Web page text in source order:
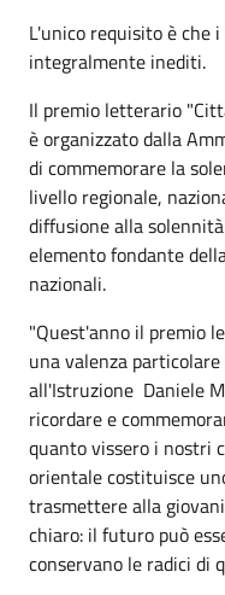
L'unico requisito è che
integralmente inediti.
Il premio letterario
è organizzato dalla
di commemorare la
livello regionale,
diffusione alla
elemento fondante
nazionali.
"Quest'anno il premio
una valenza
all'Istruzione Daniele
ricordare e
quanto vissero i nostri
orientale costituisce
trasmettere alla
chiaro: il futuro può
conservano le radici di